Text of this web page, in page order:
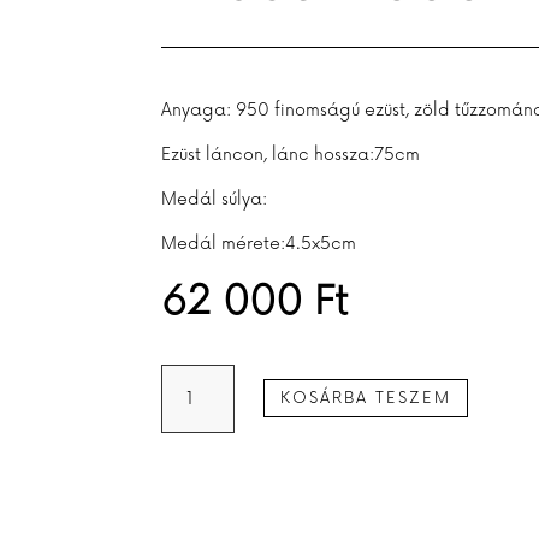
Anyaga: 950 finomságú ezüst, zöld
Ezüst láncon, lánc hossza:75cm
Medál súlya:
Medál mérete:4.5x5cm
62 000 Ft
medál
zöldben
KOSÁRBA TESZEM